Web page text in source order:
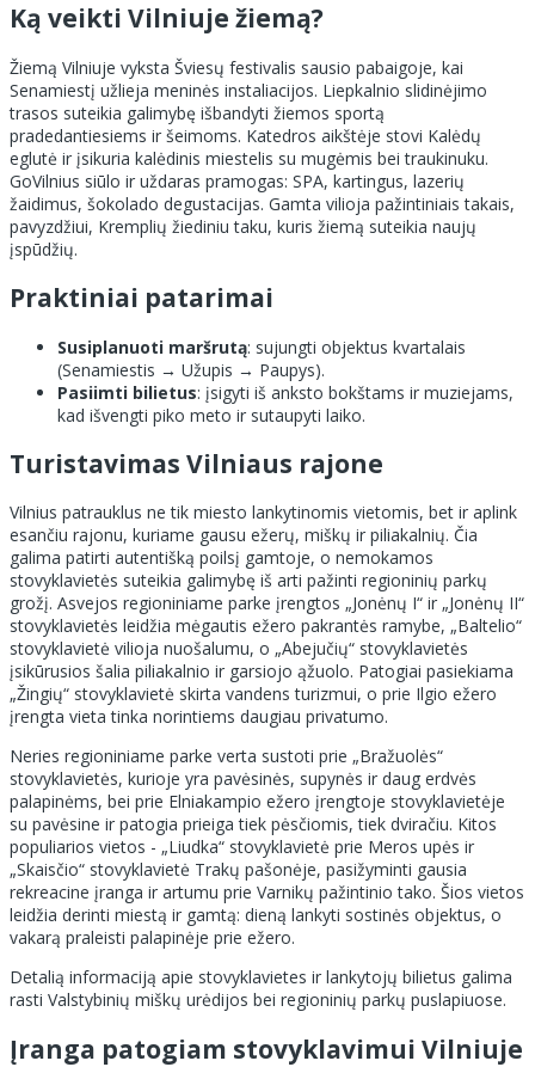
Ką veikti Vilniuje žiemą?
Žiemą Vilniuje vyksta Šviesų festivalis sausio pabaigoje, kai
Senamiestį užlieja meninės instaliacijos. Liepkalnio slidinėjimo
trasos suteikia galimybę išbandyti žiemos sportą
pradedantiesiems ir šeimoms. Katedros aikštėje stovi Kalėdų
eglutė ir įsikuria kalėdinis miestelis su mugėmis bei traukinuku.
GoVilnius siūlo ir uždaras pramogas: SPA, kartingus, lazerių
žaidimus, šokolado degustacijas. Gamta vilioja pažintiniais takais,
pavyzdžiui, Kremplių žiediniu taku, kuris žiemą suteikia naujų
įspūdžių.
Praktiniai patarimai
Susiplanuoti maršrutą: sujungti objektus kvartalais
(Senamiestis → Užupis → Paupys).
Pasiimti bilietus: įsigyti iš anksto bokštams ir muziejams,
kad išvengti piko meto ir sutaupyti laiko.
Turistavimas Vilniaus rajone
Vilnius patrauklus ne tik miesto lankytinomis vietomis, bet ir aplink
esančiu rajonu, kuriame gausu ežerų, miškų ir piliakalnių. Čia
galima patirti autentišką poilsį gamtoje, o nemokamos
stovyklavietės suteikia galimybę iš arti pažinti regioninių parkų
grožį. Asvejos regioniniame parke įrengtos „Jonėnų I“ ir „Jonėnų II“
stovyklavietės leidžia mėgautis ežero pakrantės ramybe, „Baltelio“
stovyklavietė vilioja nuošalumu, o „Abejučių“ stovyklavietės
įsikūrusios šalia piliakalnio ir garsiojo ąžuolo. Patogiai pasiekiama
„Žingių“ stovyklavietė skirta vandens turizmui, o prie Ilgio ežero
įrengta vieta tinka norintiems daugiau privatumo.
Neries regioniniame parke verta sustoti prie „Bražuolės“
stovyklavietės, kurioje yra pavėsinės, supynės ir daug erdvės
palapinėms, bei prie Elniakampio ežero įrengtoje stovyklavietėje
su pavėsine ir patogia prieiga tiek pėsčiomis, tiek dviračiu. Kitos
populiarios vietos - „Liudka“ stovyklavietė prie Meros upės ir
„Skaisčio“ stovyklavietė Trakų pašonėje, pasižyminti gausia
rekreacine įranga ir artumu prie Varnikų pažintinio tako. Šios vietos
leidžia derinti miestą ir gamtą: dieną lankyti sostinės objektus, o
vakarą praleisti palapinėje prie ežero.
Detalią informaciją apie stovyklavietes ir lankytojų bilietus galima
rasti Valstybinių miškų urėdijos bei regioninių parkų puslapiuose.
Įranga patogiam stovyklavimui Vilniuje